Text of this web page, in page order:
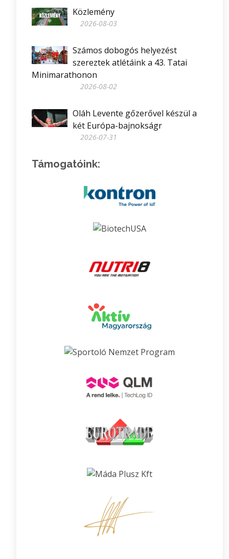
Közlemény
2026-08-03
Számos dobogós helyezést
szereztek atlétáink a 43. Tatai
Minimarathonon
2026-08-02
Oláh Levente gőzerővel készül a
két Európa-bajnokságr
2026-07-31
Támogatóink: